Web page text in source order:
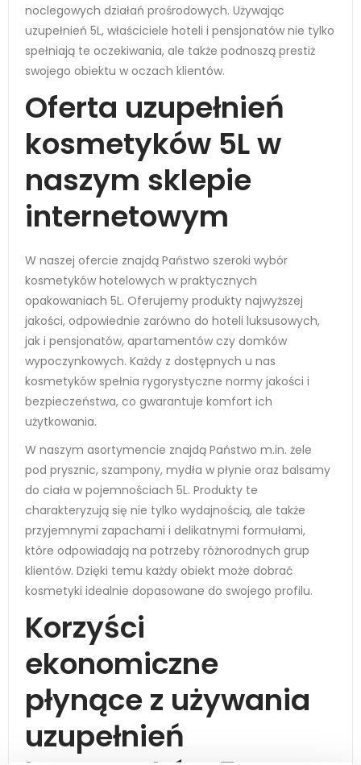
noclegowych działań prośrodowych. Używając
uzupełnień 5L, właściciele hoteli i pensjonatów nie tylko
spełniają te oczekiwania, ale także podnoszą prestiż
swojego obiektu w oczach klientów.
Oferta uzupełnień
kosmetyków 5L w
naszym sklepie
internetowym
W naszej ofercie znajdą Państwo szeroki wybór
kosmetyków hotelowych w praktycznych
opakowaniach 5L. Oferujemy produkty najwyższej
jakości, odpowiednie zarówno do hoteli luksusowych,
jak i pensjonatów, apartamentów czy domków
wypoczynkowych. Każdy z dostępnych u nas
kosmetyków spełnia rygorystyczne normy jakości i
bezpieczeństwa, co gwarantuje komfort ich
użytkowania.
W naszym asortymencie znajdą Państwo m.in. żele
pod prysznic, szampony, mydła w płynie oraz balsamy
do ciała w pojemnościach 5L. Produkty te
charakteryzują się nie tylko wydajnością, ale także
przyjemnymi zapachami i delikatnymi formułami,
które odpowiadają na potrzeby różnorodnych grup
klientów. Dzięki temu każdy obiekt może dobrać
kosmetyki idealnie dopasowane do swojego profilu.
Korzyści
ekonomiczne
płynące z używania
uzupełnień